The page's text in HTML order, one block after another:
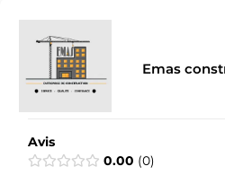
Emas
Avis
0.00 0